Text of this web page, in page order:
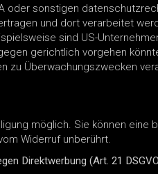
oder sonstigen
und dort verarbeitet
sind US-
gerichtlich vorgehen
zu Überwachungszwecken
möglich. Sie können
Widerruf unberührt.
Direktwerbung (Art. 21